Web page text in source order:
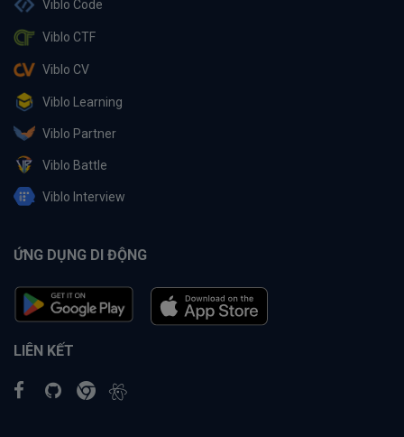
Viblo Code
Viblo CTF
Viblo CV
Viblo Learning
Viblo Partner
Viblo Battle
Viblo Interview
ỨNG DỤNG DI ĐỘNG
LIÊN KẾT